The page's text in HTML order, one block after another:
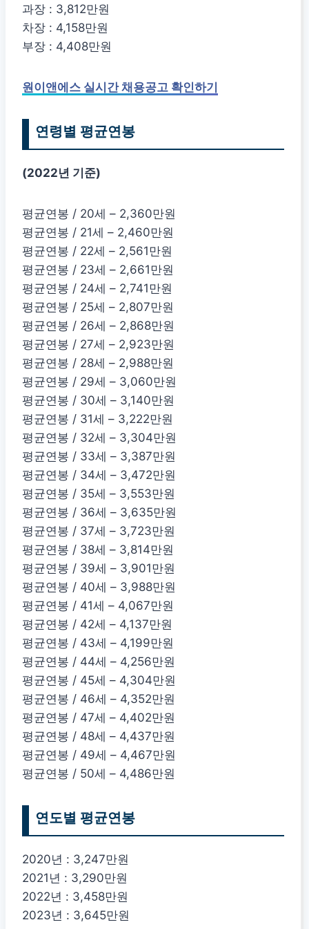
과장 : 3,812만원
차장 : 4,158만원
부장 : 4,408만원
원이앤에스 실시간 채용공고 확인하기
연령별 평균연봉
(2022년 기준)
평균연봉 / 20세 – 2,360만원
평균연봉 / 21세 – 2,460만원
평균연봉 / 22세 – 2,561만원
평균연봉 / 23세 – 2,661만원
평균연봉 / 24세 – 2,741만원
평균연봉 / 25세 – 2,807만원
평균연봉 / 26세 – 2,868만원
평균연봉 / 27세 – 2,923만원
평균연봉 / 28세 – 2,988만원
평균연봉 / 29세 – 3,060만원
평균연봉 / 30세 – 3,140만원
평균연봉 / 31세 – 3,222만원
평균연봉 / 32세 – 3,304만원
평균연봉 / 33세 – 3,387만원
평균연봉 / 34세 – 3,472만원
평균연봉 / 35세 – 3,553만원
평균연봉 / 36세 – 3,635만원
평균연봉 / 37세 – 3,723만원
평균연봉 / 38세 – 3,814만원
평균연봉 / 39세 – 3,901만원
평균연봉 / 40세 – 3,988만원
평균연봉 / 41세 – 4,067만원
평균연봉 / 42세 – 4,137만원
평균연봉 / 43세 – 4,199만원
평균연봉 / 44세 – 4,256만원
평균연봉 / 45세 – 4,304만원
평균연봉 / 46세 – 4,352만원
평균연봉 / 47세 – 4,402만원
평균연봉 / 48세 – 4,437만원
평균연봉 / 49세 – 4,467만원
평균연봉 / 50세 – 4,486만원
연도별 평균연봉
2020년 : 3,247만원
2021년 : 3,290만원
2022년 : 3,458만원
2023년 : 3,645만원